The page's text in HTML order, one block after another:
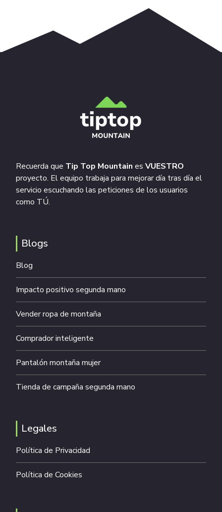
Recuerda que Tip Top Mountain es VUESTRO
proyecto. El equipo trabaja para mejorar día tras día el
servicio escuchando las peticiones de los usuarios
como TÚ.
Blogs
Blog
Impacto positivo segunda mano
Vender ropa de montaña
Comprador inteligente
Pantalón montaña mujer
Tienda de campaña segunda mano
Legales
Política de Privacidad
Política de Cookies